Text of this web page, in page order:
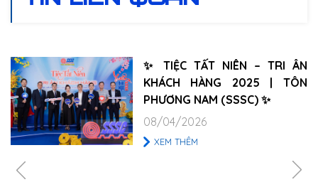
TIỆC TẤT NIÊN – TRI ÂN
HÀNG 2025 | TÔN
NAM (SSSC) ✨
04/2026
XEM THÊM